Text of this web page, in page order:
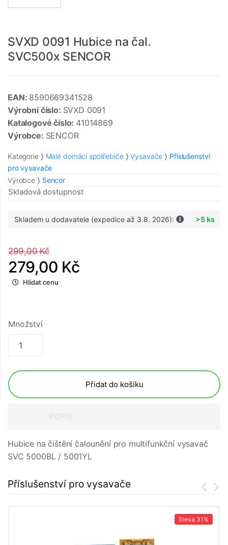
SVXD 0091 Hubice na čal.
SVC500x SENCOR
EAN: 8590669341528
Výrobní číslo: SVXD 0091
Katalogové číslo: 41014869
Výrobce: SENCOR
Kategorie Malé domácí spotřebiče Vysavače
Příslušenství
pro vysavače
Výrobce
Sencor
Skladová dostupnost
Skladem u dodavatele (expedice až 3.8. 2026): >5 ks
299,00 Kč
279,00 Kč
Hlídat cenu
Množství
Přidat do košíku
Hubice na čištění čalounění pro multifunkční vysavač
SVC 5000BL / 5001YL
Příslušenství pro vysavače
Sleva 31%